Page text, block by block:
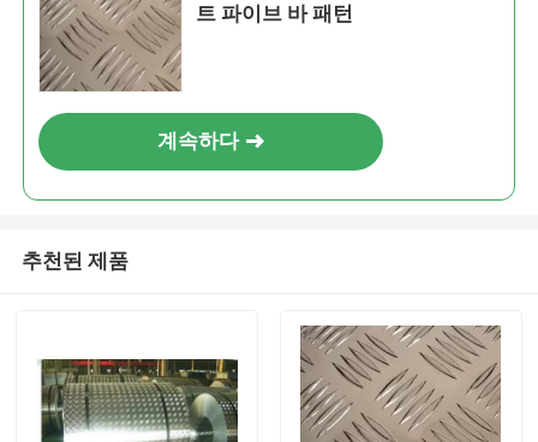
트 파이브 바 패턴
계속하다
추천된 제품